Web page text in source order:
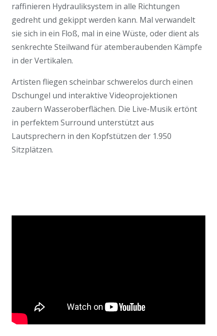
raffinieren Hydrauliksystem in alle Richtungen
gedreht und gekippt werden kann. Mal verwandelt
sie sich in ein Floß, mal in eine Wüste, oder dient als
senkrechte Steilwand für atemberaubenden Kämpfe
in der Vertikalen.
Artisten fliegen scheinbar schwerelos durch einen
Dschungel und interaktive Videoprojektionen
zaubern Wasseroberflächen. Die Live-Musik ertönt
in perfektem Surround unterstützt aus
Lautsprechern in den Kopfstützen der 1.950
Sitzplätzen.